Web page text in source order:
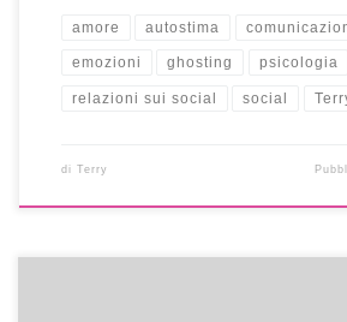
amore autostima
emozioni ghosting psicologia
relazioni sui social social
di Terry